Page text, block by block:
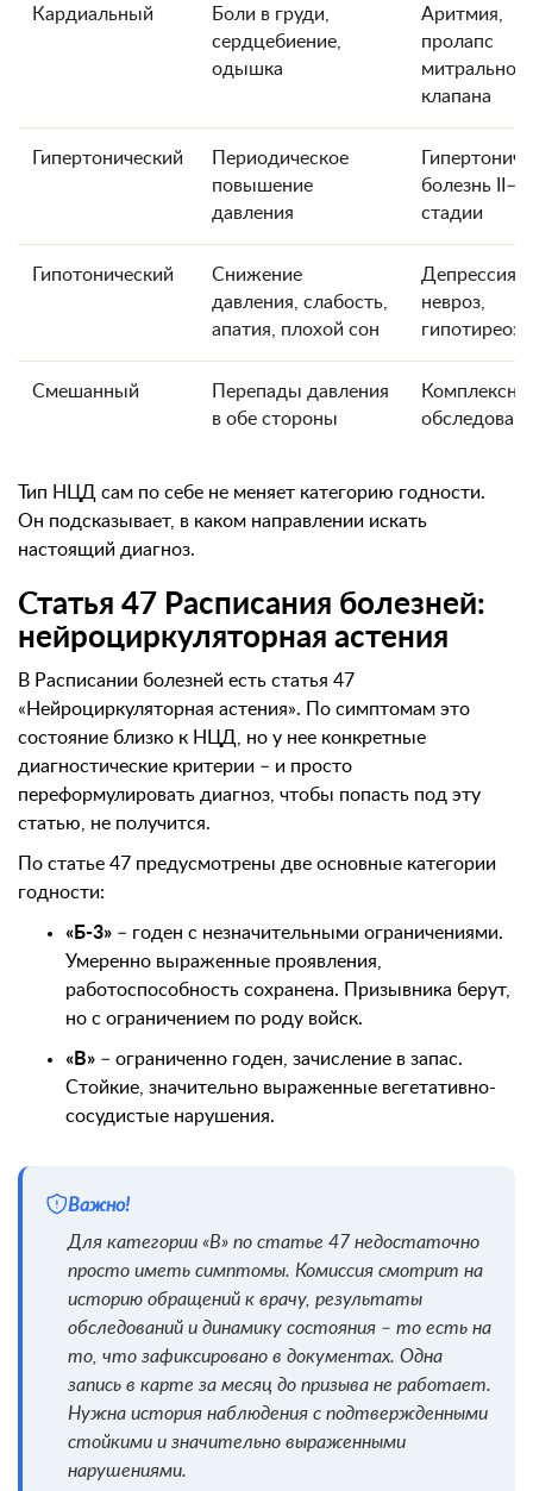
Кардиальный
Боли в груди,
сердцебиение,
одышка
Аритмия,
пролапс
клапана
Гипертонический
Периодическое
повышение
давления
болезнь II–III
стадии
Гипотонический
Снижение
давления, слабость,
апатия, плохой сон
Депрессия,
невроз,
гипотиреоз
Смешанный
Перепады давления
в обе стороны
Тип НЦД сам по себе не меняет категорию годности.
Он подсказывает, в каком направлении искать
настоящий диагноз.
Статья 47 Расписания болезней:
нейроциркуляторная астения
В Расписании болезней есть статья 47
«Нейроциркуляторная астения». По симптомам это
состояние близко к НЦД, но у нее конкретные
диагностические критерии – и просто
переформулировать диагноз, чтобы попасть под эту
статью, не получится.
По статье 47 предусмотрены две основные категории
годности:
«Б-3» – годен с незначительными ограничениями.
Умеренно выраженные проявления,
работоспособность сохранена. Призывника берут,
но с ограничением по роду войск.
«В» – ограниченно годен, зачисление в запас.
Стойкие, значительно выраженные вегетативно-
сосудистые нарушения.
Важно!
Для категории «В» по статье 47 недостаточно
просто иметь симптомы. Комиссия смотрит на
историю обращений к врачу, результаты
обследований и динамику состояния – то есть на
то, что зафиксировано в документах. Одна
запись в карте за месяц до призыва не работает.
Нужна история наблюдения с подтвержденными
стойкими и значительно выраженными
нарушениями.